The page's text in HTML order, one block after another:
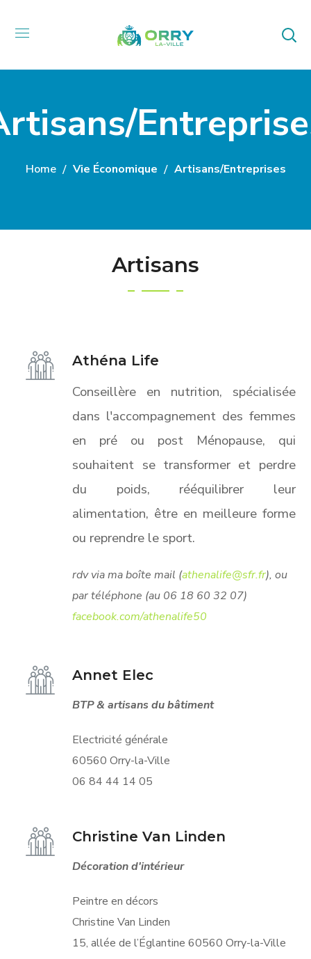
Home Vie Économique Artisans/Entreprises
Artisans
Athéna Life
Conseillère en nutrition, spécialisée
dans l'accompagnement des femmes
en pré ou post Ménopause, qui
souhaitent se transformer et perdre
du poids, rééquilibrer leur
alimentation, être en meilleure forme
ou reprendre le sport.
rdv via ma boîte mail (athenalife@sfr.fr), ou
par téléphone (au 06 18 60 32 07)
facebook.com/athenalife50
Annet Elec
BTP & artisans du bâtiment
Electricité générale
60560 Orry-la-Ville
06 84 44 14 05
Christine Van Linden
Décoration d'intérieur
Peintre en décors
Christine Van Linden
15, allée de l’Églantine 60560 Orry-la-Ville